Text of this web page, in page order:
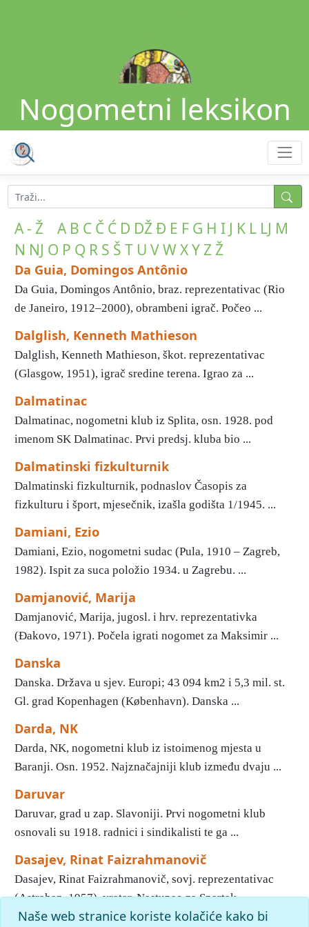
Nogometni leksikon
A - Ž A B C Č Ć D DŽĐ E F G H I J K L LJ M
N NJ O P Q R S Š T U VW XYZŽ
Da Guia, Domingos Antônio
Da Guia, Domingos Antônio, braz. reprezentativac (Rio
de Janeiro, 1912–2000), obrambeni igrač. Počeo ...
Dalglish, Kenneth Mathieson
Dalglish, Kenneth Mathieson, škot. reprezentativac
(Glasgow, 1951), igrač sredine terena. Igrao za ...
Dalmatinac
Dalmatinac, nogometni klub iz Splita, osn. 1928. pod
imenom SK Dalmatinac. Prvi predsj. kluba bio ...
Dalmatinski fizkulturnik
Dalmatinski fizkulturnik, podnaslov Časopis za
fizkulturu i šport, mjesečnik, izašla godišta 1/1945. ...
Damiani, Ezio
Damiani, Ezio, nogometni sudac (Pula, 1910 – Zagreb,
1982). Ispit za suca položio 1934. u Zagrebu. ...
Damjanović, Marija
Damjanović, Marija, jugosl. i hrv. reprezentativka
(Đakovo, 1971). Počela igrati nogomet za Maksimir ...
Danska
Danska. Država u sjev. Europi; 43 094 km2 i 5,3 mil. st.
Gl. grad Kopenhagen (Kø­benhavn). Danska ...
Darda, NK
Darda, NK, nogometni klub iz istoimenog mjesta u
Baranji. Osn. 1952. Najznačajniji klub između dvaju ...
Daruvar
Daruvar, grad u zap. Slavoniji. Prvi nogometni klub
osnovali su 1918. radnici i sindikalisti te ga ...
Dasajev, Rinat Faizrahmanovič
Dasajev, Rinat Faizrahmanovič, sovj. reprezentativac
(Astrahan, 1957), vratar. Nastupao za Spartak, ...
Naše web stranice koriste kolačiće kako bi